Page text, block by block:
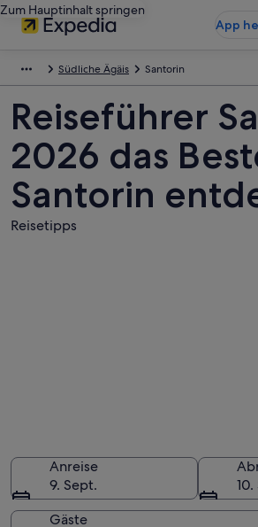
Zum Hauptinhalt springen
App
Südliche Ägäis Santorin
Reiseführer
2026 das
Santorin
Reisetipps
Anreise
9. Sept.
Gäste